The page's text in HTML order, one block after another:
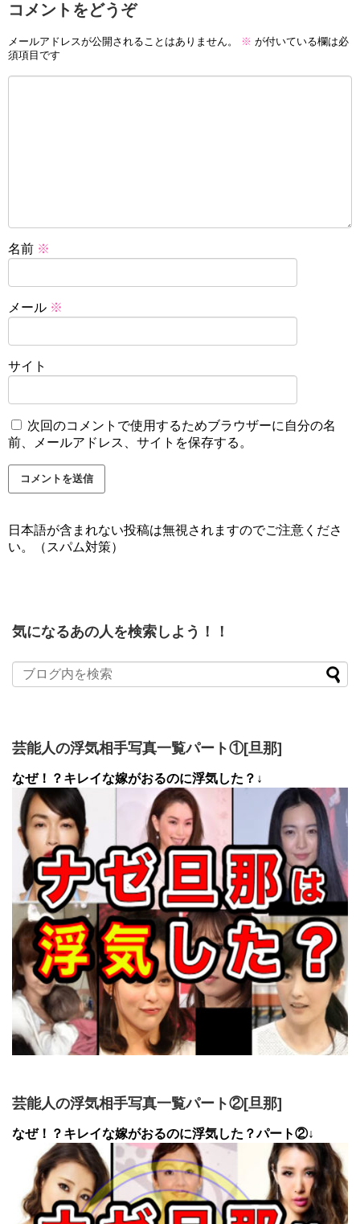
コメントをどうぞ
メールアドレスが公開されることはありません。 ※ が付いている欄は必
須項目です
名前 ※
メール ※
サイト
次回のコメントで使用するためブラウザーに自分の名
前、メールアドレス、サイトを保存する。
日本語が含まれない投稿は無視されますのでご注意くださ
い。（スパム対策）
気になるあの人を検索しよう！！
芸能人の浮気相手写真一覧パート①[旦那]
なぜ！？キレイな嫁がおるのに浮気した？↓
芸能人の浮気相手写真一覧パート②[旦那]
なぜ！？キレイな嫁がおるのに浮気した？パート②↓